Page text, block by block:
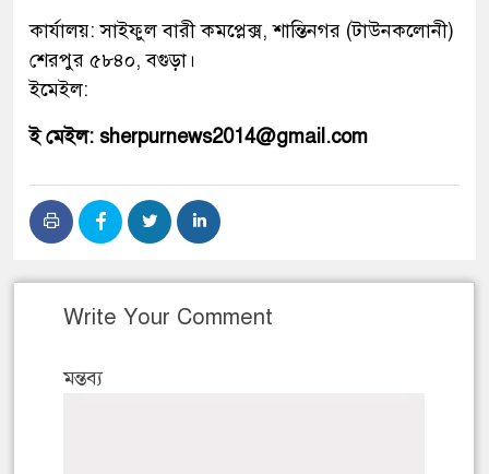
কার্যালয়: সাইফুল বারী কমপ্লেক্স, শান্তিনগর (টাউনকলোনী)
শেরপুর ৫৮৪০, বগুড়া।
ইমেইল:
ই মেইল: sherpurnews2014@gmail.com
Write Your Comment
মন্তব্য